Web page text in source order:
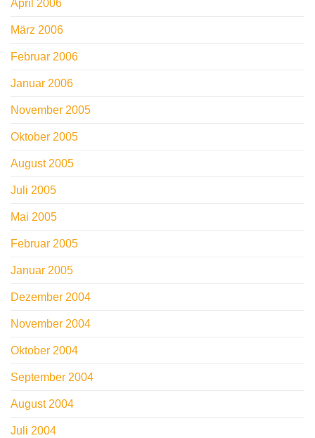
April 2006
März 2006
Februar 2006
Januar 2006
November 2005
Oktober 2005
August 2005
Juli 2005
Mai 2005
Februar 2005
Januar 2005
Dezember 2004
November 2004
Oktober 2004
September 2004
August 2004
Juli 2004